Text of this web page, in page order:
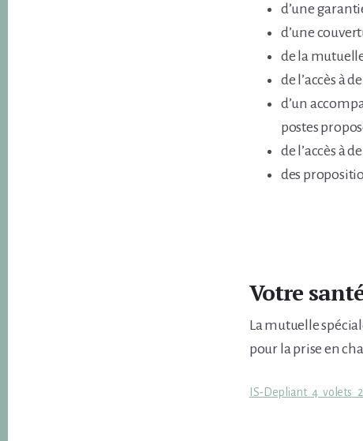
d’une
d’une
de la
de l’accès à
d’un
postes
de l’accès à
des
Votre
La mutuelle
pour la prise en
IS-